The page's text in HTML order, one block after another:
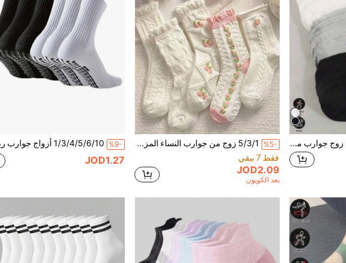
20/18/15/10/5/4/3/2/1 زوج جوارب مريحة وناعمة ومرطبة ومضادة للبكتيريا للجنسين، هدية عيد الأم، مناسبة للرجال والنساء جوارب عالية الفخذ، مرنة وناعمة ومريحة، لون موحد عصري، مناسبة لجميع الفصول الربيع والصيف والخريف والشتاء %5-
5/3/1 زوج من جوارب النساء المزينة بالزهور والكشكشة الموضة حتى منتصف الساق، مناسبة للارتداء اليومي، تُشحن عشوائياً
فقط 7 بيقي
JOD2.09
بعد الكوبون
%9-
JOD1.27